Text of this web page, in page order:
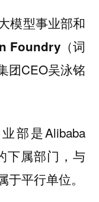
模型事业部和
Foundry（词
团CEO吴泳铭
部是Alibaba
下属部门，与
平行单位。